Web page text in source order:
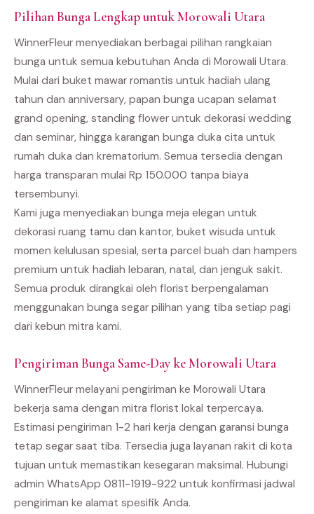
Pilihan Bunga Lengkap untuk Morowali Utara
WinnerFleur menyediakan berbagai pilihan rangkaian
bunga untuk semua kebutuhan Anda di Morowali Utara.
Mulai dari buket mawar romantis untuk hadiah ulang
tahun dan anniversary, papan bunga ucapan selamat
grand opening, standing flower untuk dekorasi wedding
dan seminar, hingga karangan bunga duka cita untuk
rumah duka dan krematorium. Semua tersedia dengan
harga transparan mulai Rp 150.000 tanpa biaya
tersembunyi.
Kami juga menyediakan bunga meja elegan untuk
dekorasi ruang tamu dan kantor, buket wisuda untuk
momen kelulusan spesial, serta parcel buah dan hampers
premium untuk hadiah lebaran, natal, dan jenguk sakit.
Semua produk dirangkai oleh florist berpengalaman
menggunakan bunga segar pilihan yang tiba setiap pagi
dari kebun mitra kami.
Pengiriman Bunga Same-Day ke Morowali Utara
WinnerFleur melayani pengiriman ke Morowali Utara
bekerja sama dengan mitra florist lokal terpercaya.
Estimasi pengiriman 1-2 hari kerja dengan garansi bunga
tetap segar saat tiba. Tersedia juga layanan rakit di kota
tujuan untuk memastikan kesegaran maksimal. Hubungi
admin WhatsApp 0811-1919-922 untuk konfirmasi jadwal
pengiriman ke alamat spesifik Anda.